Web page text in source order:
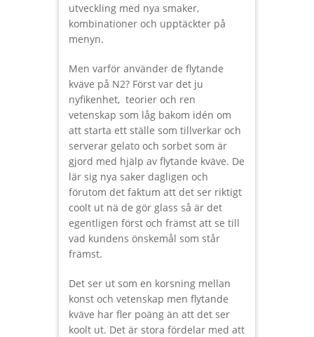
utveckling med nya smaker,
kombinationer och upptäckter på
menyn.
Men varför använder de flytande
kväve på N2? Först var det ju
nyfikenhet, teorier och ren
vetenskap som låg bakom idén om
att starta ett ställe som tillverkar och
serverar gelato och sorbet som är
gjord med hjälp av flytande kväve. De
lär sig nya saker dagligen och
förutom det faktum att det ser riktigt
coolt ut nä de gör glass så är det
egentligen först och främst att se till
vad kundens önskemål som står
främst.
Det ser ut som en korsning mellan
konst och vetenskap men flytande
kväve har fler poäng än att det ser
koolt ut. Det är stora fördelar med att